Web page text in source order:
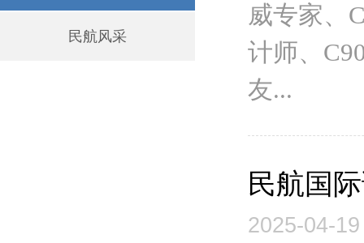
民航风采
威专家、
计师、
友...
民航国
2025-04-19